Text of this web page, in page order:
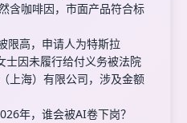
含咖啡因，市面产品符合标
限高，申请人为特斯拉
士因未履行给付义务被法院
上海）有限公司，涉及金额
年，谁会被AI卷下岗？